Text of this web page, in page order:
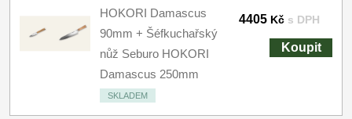
HOKORI Damascus
90mm + Šéfkuchařský
nůž Seburo HOKORI
Damascus 250mm
SKLADEM
4405 Kč s DPH
Koupit